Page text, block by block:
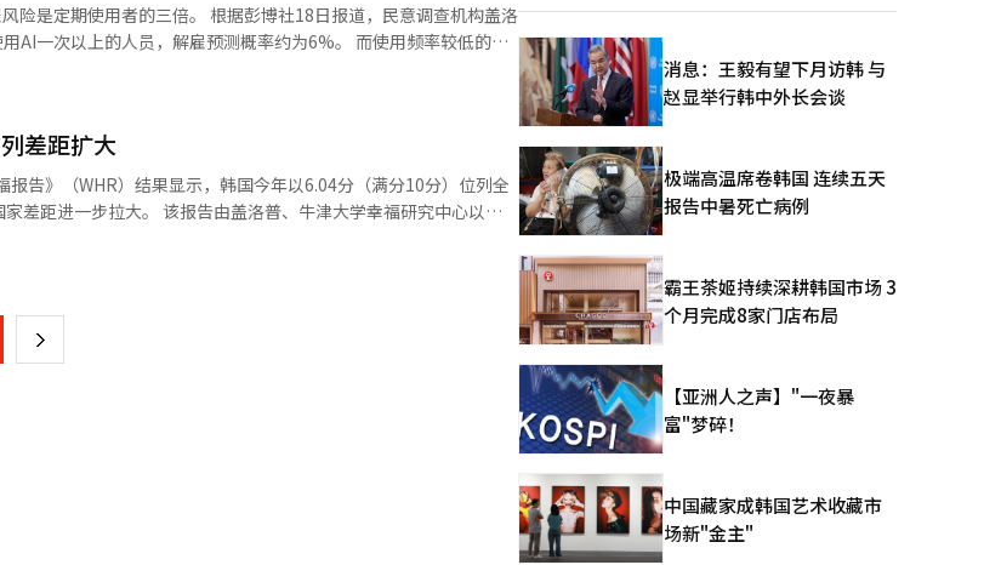
据彭博社18日报道，民意调查机构盖洛
的人员，解雇预测概率约为6%。 而使用频率较低的职
包
力作为评估标准。盖
作的能力可能会影响公司的人员保留判断。” 然而，直接将
因归结为AI的比例仅约为1%。他们提到的主要原因是组织重组、
翻译与编辑。
差距扩大
告》（WHR）结果显示，韩国今年以6.04分（满分10分）位列全
普、牛津大学幸福研究中心以及
年至2025年间对全球147个国家（地区）居民的调查与统计数
不过，在衡量社会凝聚力的指标上，韩国
度的方面，以及公众对政府和企业廉洁程度的认知方面，均明显落
下
消息：王毅有望下月访韩 与
赵显举行韩中外长会谈
极端高温席卷韩国 连续五天
报告中暑死亡病例
霸王茶姬持续深耕韩国市场 3
个月完成8家门店布局
【亚洲人之声】"一夜暴
富"梦碎！
中国藏家成韩国艺术收藏市
场新"金主"